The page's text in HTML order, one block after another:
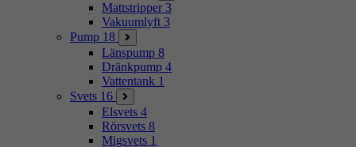
Mattstripper 3
Vakuumlyft 3
Pump 18
Länspump 8
Dränkpump 4
Vattentank 1
Svets 16
Elsvets 4
Rörsvets 8
Migsvets 1